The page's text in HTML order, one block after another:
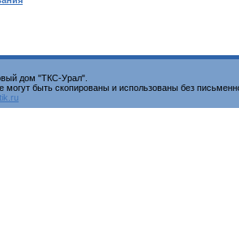
дом "ТКС-Урал".
могут быть скопированы и использованы без